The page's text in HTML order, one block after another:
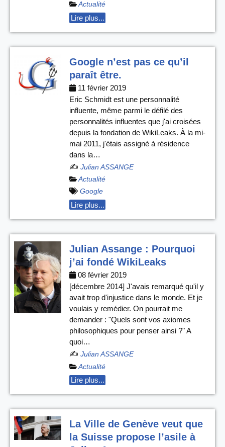
Actualité
Lire plus...
Google n’est pas ce qu’il
paraît être.
11 février 2019
Eric Schmidt est une personnalité
influente, même parmi le défilé des
personnalités influentes que j'ai croisées
depuis la fondation de WikiLeaks. À la mi-
mai 2011, j'étais assigné à résidence
dans la…
✍️ Julian ASSANGE
Actualité
Google
Lire plus...
Julian Assange : Pourquoi
j’ai fondé WikiLeaks
08 février 2019
[décembre 2014] J'avais remarqué qu'il y
avait trop d'injustice dans le monde. Et je
voulais y remédier. On pourrait me
demander : "Quels sont vos axiomes
philosophiques pour penser ainsi ?" A
quoi…
✍️ Julian ASSANGE
Actualité
Lire plus...
La Ville de Genève veut que
la Suisse propose l’asile à